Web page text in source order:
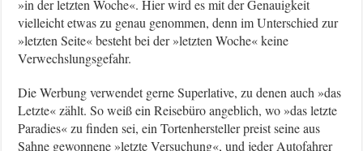
»in der letzten Woche«. Hier wird es mit der Genauigkeit
vielleicht etwas zu genau genommen, denn im Unterschied zur
»letzten Seite« besteht bei der »letzten Woche« keine
Verwechslungsgefahr.
Die Werbung verwendet gerne Superlative, zu denen auch »das
Letzte« zählt. So weiß ein Reisebüro angeblich, wo »das letzte
Paradies« zu finden sei, ein Tortenhersteller preist seine aus
Sahne gewonnene »letzte Versuchung«, und jeder Autofahrer